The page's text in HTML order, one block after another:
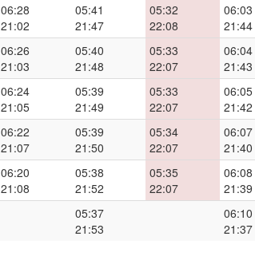
06:28
21:02
05:41
21:47
05:32
22:08
06:03
21:44
06:26
21:03
05:40
21:48
05:33
22:07
06:04
21:43
06:24
21:05
05:39
21:49
05:33
22:07
06:05
21:42
06:22
21:07
05:39
21:50
05:34
22:07
06:07
21:40
06:20
21:08
05:38
21:52
05:35
22:07
06:08
21:39
05:37
21:53
06:10
21:37